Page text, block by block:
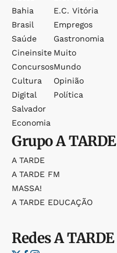
Bahia
Brasil
Saúde
Cineinsite
Concursos
Cultura
Digital
Salvador
Economia
E.c. Vitória
Empregos
Gastronomia
Muito
Mundo
Opinião
Política
GrupoA TARDE
A TARDE
A TARDE FM
MASSA!
A TARDE EDUCAÇÃO
RedesA TARDE